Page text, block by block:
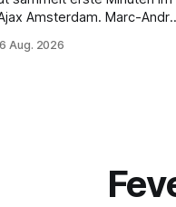
Amsterdam. Marc-
Aug. 2026